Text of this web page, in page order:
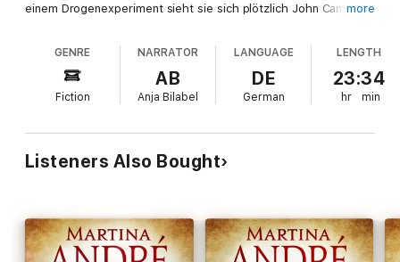
einem Drogenexperiment sieht sie sich plötzlich John Cameron
veröffentlicht und ist besonders für ihre Templerromane
bekannt. Martina André lebt heute mit ihrer Familie in der Nähe
von Koblenz sowie in Edinburgh in Schottland, das ihr zur
zweiten Heimat geworden ist.
more
GENRE
Fiction
NARRATOR
AB
Anja Bilabel
LANGUAGE
DE
German
LENGTH
23:34
hr min
Listeners Also Bought